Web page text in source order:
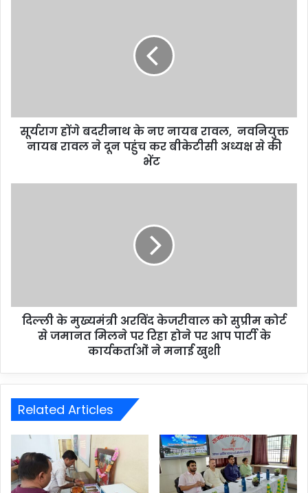
सूर्यराग होंगे बदरीनाथ के नए नायब रावल, नवनियुक्त
नायब रावल ने दून पहुंच कर बीकेटीसी अध्यक्ष से की
भेंट
दिल्ली के मुख्यमंत्री अरविंद केजरीवाल को सुप्रीम कोर्ट
से जमानत मिलने पर रिहा होने पर आप पार्टी के
कार्यकर्ताओं ने मनाई खुशी
Related Articles